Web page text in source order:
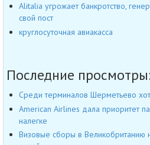
Alitalia угрожает банкротство,
свой пост
круглосуточная авиакасса
Последние
Среди терминалов Шерметьево
American Airlines дала приоритет
налегке
Визовые сборы в Великобританию